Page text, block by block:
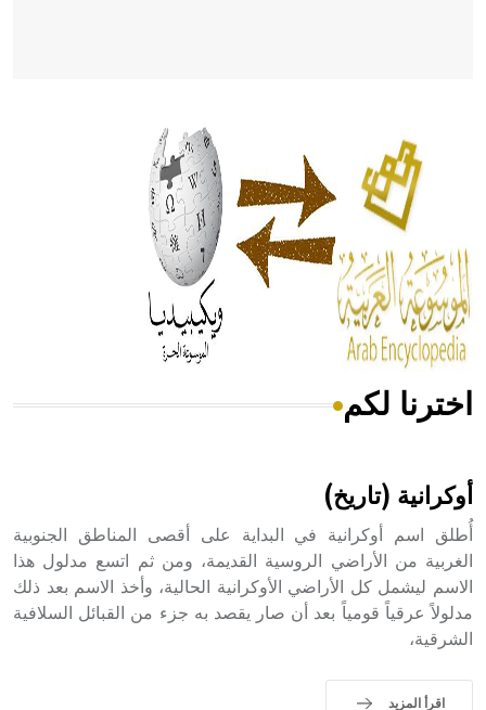
الحكم، الأدلة، تنظيم التغذية، ورسالته في جروح الرأس. ويعود
له الفضل بأنه حرر الطب من الدين والفلسفة.
- هل تعلم أن المرجان إفراز حيواني يتكون في البحر ويتركب
من مادة كربونات الكلسيوم، وهو أحمر أو شديد الحمرة وهو
أجود أنواعه، ويمتاز بكبر الحجم ويسمى الش
هل تعلم أن الأبسيد كلمة فرنسية اللفظ تم اعتمادها مصطلحاً
- هل تعلم أن أبجر Abgar اسم معروف جيداً يعود إلى عدد من
الملوك الذين حكموا مدينة إديسا (الرها) من أبجر الأول وحتى
التاسع، وهم ينتسبون إلى أسرة أوسروين
اخترنا لكم
أوكرانية (تاريخ)
أُطلق اسم أوكرانية في البداية على أقصى المناطق الجنوبية
الغربية من الأراضي الروسية القديمة، ومن ثم اتسع مدلول هذا
الاسم ليشمل كل الأراضي الأوكرانية الحالية، وأخذ الاسم بعد ذلك
مدلولاً عرقياً قومياً بعد أن صار يقصد به جزء من القبائل السلافية
الشرقية،
اقرأ المزيد